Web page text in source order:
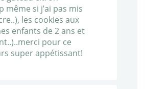
même si j’ai pas mis
les cookies aux
enfants de 2 ans et
pour ce
super appétissant!